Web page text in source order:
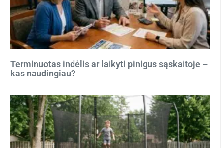
Terminuotas indėlis ar laikyti pinigus sąskaitoje –
kas naudingiau?